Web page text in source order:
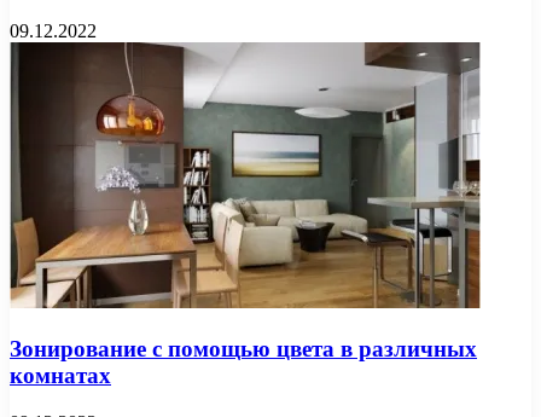
09.12.2022
Зонирование с помощью цвета в различных
комнатах